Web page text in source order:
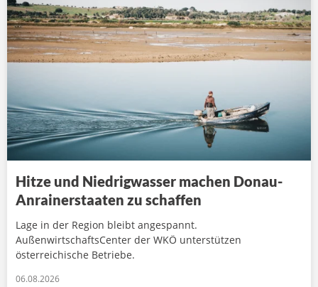
Hitze und Niedrigwasser machen Donau-
Anrainerstaaten zu schaffen
Lage in der Region bleibt angespannt.
AußenwirtschaftsCenter der WKÖ unterstützen
österreichische Betriebe.
06.08.2026